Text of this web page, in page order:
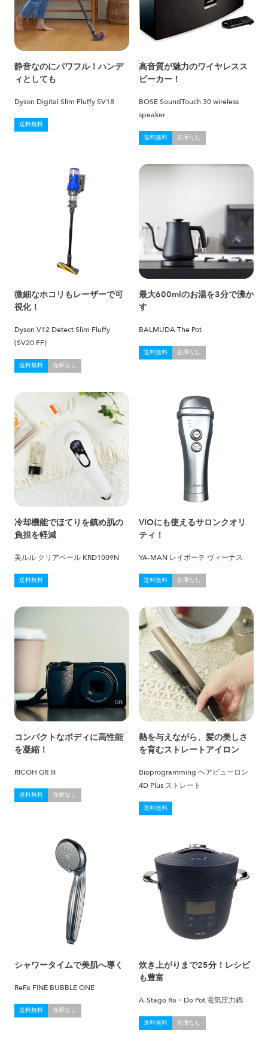
静音なのにパワフル！ハンデ
ィとしても
Dyson Digital Slim Fluffy SV18
送料無料
高音質が魅力のワイヤレスス
ピーカー！
BOSE SoundTouch 30 wireless
speaker
送料無料 在庫なし
微細なホコリもレーザーで可
視化！
Dyson V12 Detect Slim Fluffy
(SV20 FF)
送料無料 在庫なし
最大600mlのお湯を3分で沸か
す
BALMUDA The Pot
送料無料 在庫なし
冷却機能でほてりを鎮め肌の
負担を軽減
美ルル クリアベール KRD1009N
送料無料
VIOにも使えるサロンクオリ
ティ！
YA-MAN レイボーテ ヴィーナス
送料無料 在庫なし
コンパクトなボディに高性能
を凝縮！
RICOH GR III
送料無料 在庫なし
熱を与えながら、髪の美しさ
を育むストレートアイロン
Bioprogramming ヘアビューロン
4D Plus ストレート
送料無料
シャワータイムで美肌へ導く
ReFa FINE BUBBLE ONE
送料無料 在庫なし
炊き上がりまで25分！レシピ
も豊富
A-Stage Re・De Pot 電気圧力鍋
送料無料 在庫なし